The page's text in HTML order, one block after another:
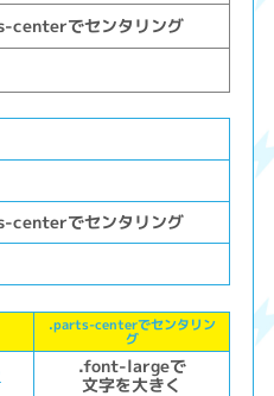
centerでセンタリング
centerでセンタリング
.parts-centerでセンタリン
グ
.font-largeで
文字を大きく